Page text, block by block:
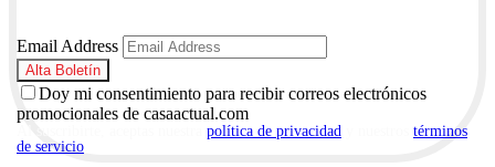
Email Address
Doy mi consentimiento para recibir correos electrónicos
promocionales de casaactual.com
política de privacidad
términos
de servicio